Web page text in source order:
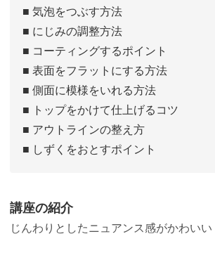
■ 気泡をつぶす方法
■ にじみの調整方法
■ コーティングするポイント
■ 表面をフラットにする方法
■ 側面に模様をいれる方法
■ トップをかけて仕上げるコツ
■ アウトラインの整え方
■ しずくをおとすポイント
講座の紹介
じんわりとしたニュアンス感がかわいい